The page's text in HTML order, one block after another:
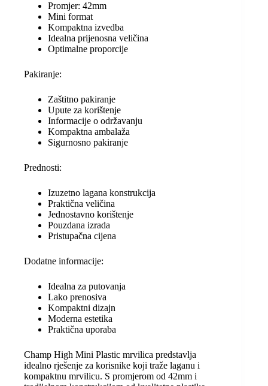
Promjer: 42mm
Mini format
Kompaktna izvedba
Idealna prijenosna veličina
Optimalne proporcije
Pakiranje:
Zaštitno pakiranje
Upute za korištenje
Informacije o održavanju
Kompaktna ambalaža
Sigurnosno pakiranje
Prednosti:
Izuzetno lagana konstrukcija
Praktična veličina
Jednostavno korištenje
Pouzdana izrada
Pristupačna cijena
Dodatne informacije:
Idealna za putovanja
Lako prenosiva
Kompaktni dizajn
Moderna estetika
Praktična uporaba
Champ High Mini Plastic mrvilica predstavlja
idealno rješenje za korisnike koji traže laganu i
kompaktnu mrvilicu. S promjerom od 42mm i